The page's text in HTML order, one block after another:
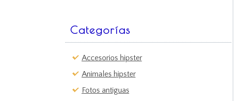
Categorías
Accesorios hipster
Animales hipster
Fotos antiguas